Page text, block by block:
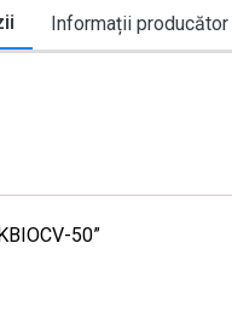
Informații producător
50”